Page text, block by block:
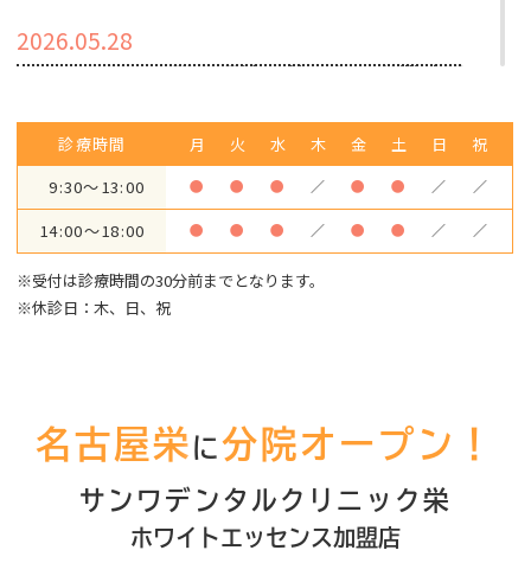
2026.05.28
2026年6月より職場環境改善のため営業時間
〇変更後の営業時間
9：30～13：00
14：00～18：00
ご不便、ご迷惑をおかけしますがご理解と
ご協力の程、よろしくお願いいたします
診日とさせていただきます。５月7日（木）
ります。ご不便をおかけ致しますがよろしく
お願いいたします。
診療時間 月 火 水 木 金 土 日
祝
9:30～13:00
● ● ● ／ ● ● ／ ／
14:00～18:00 ● ● ● ／ ● ● ／ ／
※受付は診療時間の30分前までとなります。
※休診日：木、日、祝
名古屋栄 に分院オープン！
サンワデンタルクリニック栄
ホワイトエッセンス加盟店